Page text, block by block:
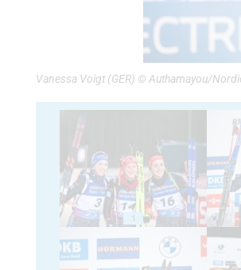
Vanessa Voigt (GER) © Authamayou/
1